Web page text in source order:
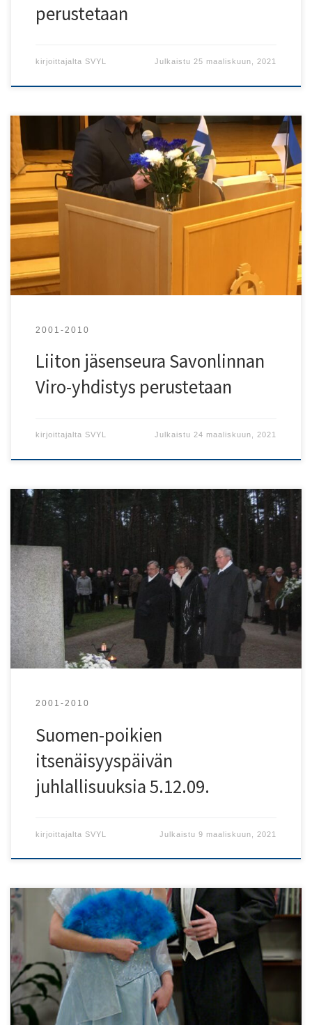
perustetaan
kirjoittajalta SVYL Julkaistu 25 maaliskuun, 2021
21. toukokuuta 2008 perustetaan Savonlinnan Viro-
yhdistys vironkielen opiskelijoiden ja heidän opettajansa
Terje Kurolan toimesta. Sen ensimmäiseksi
puheenjohtajaksi valitaan Eila Tauren. Yhdistys järjestää
yleisö- ja luentotilaisuuksia sekä matkoja jäsenistölleen.
Yhdistyksen toimintaan voi tutustua Facebookissa:
Kooli puhumassa yhdistyksen 10-vuotisjuhlassa 4.11.2018.
2001-2010
Liiton jäsenseura Savonlinnan
Viro-yhdistys perustetaan
kirjoittajalta SVYL Julkaistu 24 maaliskuun, 2021
SVYLn seppeleen Metsakalmistulla laskevat varapjt Nyyrikki
Kurkivuori (vas.) ja Liisa Löyttyniemi sekä pj. Harri Raitis
2001-2010
Suomen-poikien
itsenäisyyspäivän
juhlallisuuksia 5.12.09.
kirjoittajalta SVYL Julkaistu9 maaliskuun, 2021